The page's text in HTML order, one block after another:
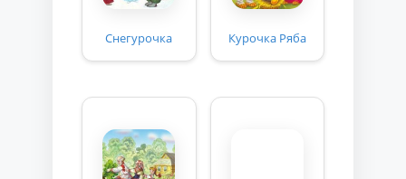
Снегурочка Курочка Ряба